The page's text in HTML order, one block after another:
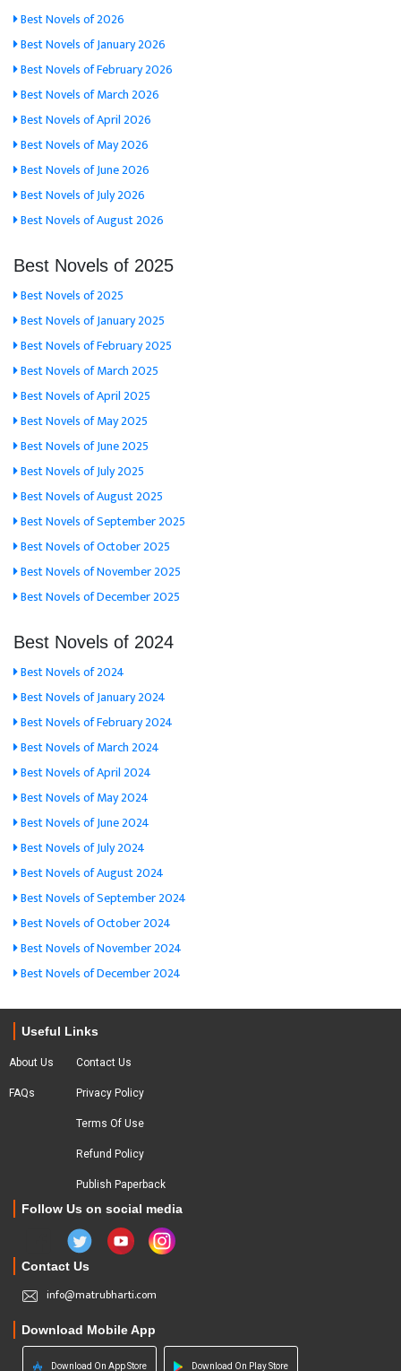
Best Novels of 2026
Best Novels of January 2026
Best Novels of February 2026
Best Novels of March 2026
Best Novels of April 2026
Best Novels of May 2026
Best Novels of June 2026
Best Novels of July 2026
Best Novels of August 2026
Best Novels of 2025
Best Novels of 2025
Best Novels of January 2025
Best Novels of February 2025
Best Novels of March 2025
Best Novels of April 2025
Best Novels of May 2025
Best Novels of June 2025
Best Novels of July 2025
Best Novels of August 2025
Best Novels of September 2025
Best Novels of October 2025
Best Novels of November 2025
Best Novels of December 2025
Best Novels of 2024
Best Novels of 2024
Best Novels of January 2024
Best Novels of February 2024
Best Novels of March 2024
Best Novels of April 2024
Best Novels of May 2024
Best Novels of June 2024
Best Novels of July 2024
Best Novels of August 2024
Best Novels of September 2024
Best Novels of October 2024
Best Novels of November 2024
Best Novels of December 2024
Useful Links
About Us
FAQs
Contact Us
Privacy Policy
Terms Of Use
Refund Policy
Publish Paperback
Follow Us on social media
Contact Us
info@matrubharti.com
Download Mobile App
Download On App Store Download On Play Store